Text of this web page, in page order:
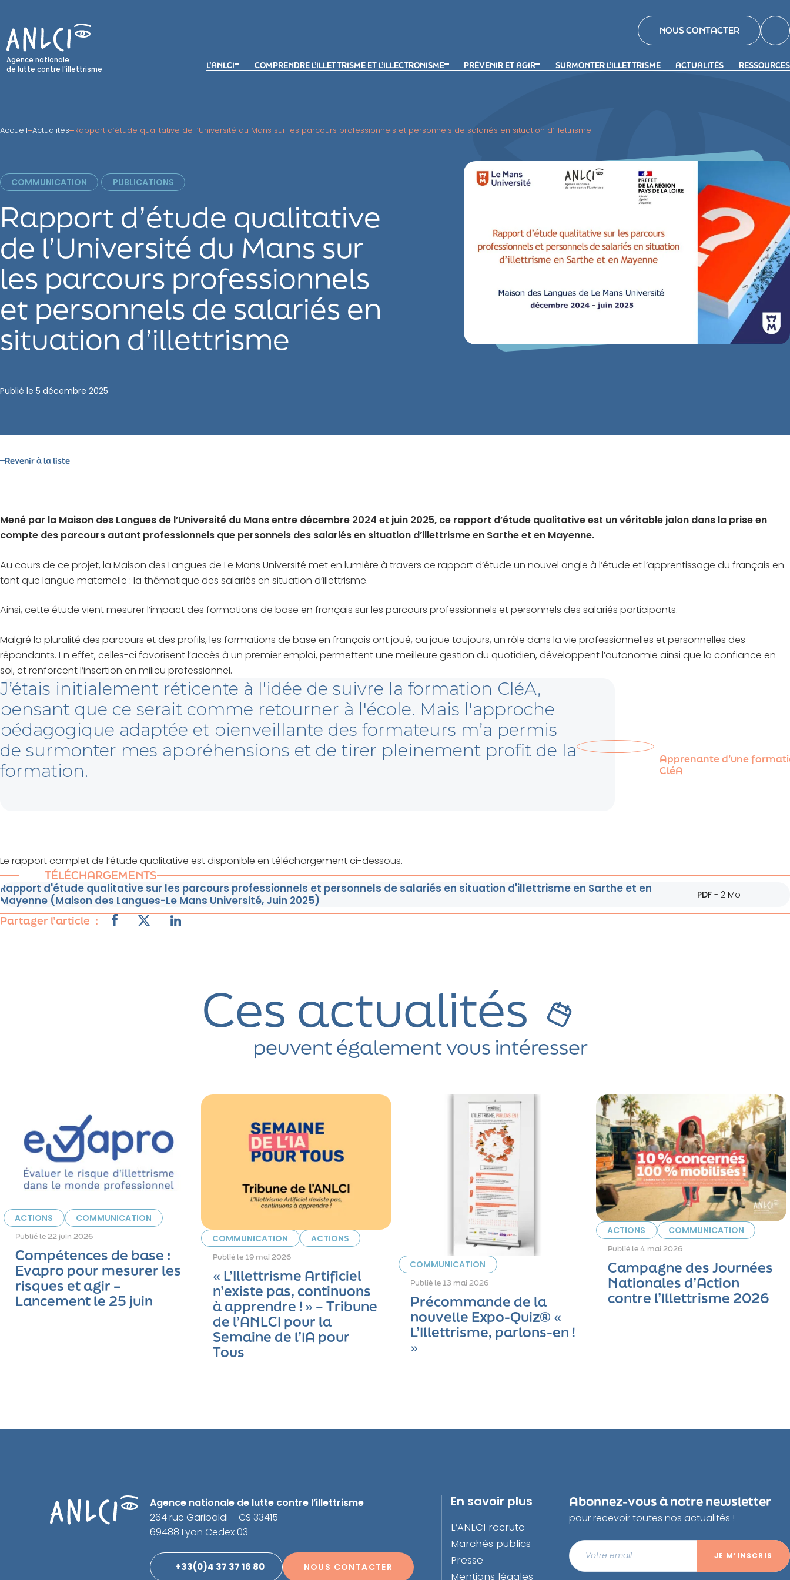
content
Agence nationale
de lutte contre l'illettrisme
L’ANLCI COMPRENDRE L’ILLETTRISME ET L’ILLECTRONISME PRÉVENIR ET AGIR SURMONTER L’ILLETTRISME ACTUALITÉS RESSOURCES
NOUS CONTACTER
Accueil Actualités Rapport d’étude qualitative de l’Université du Mans sur les parcours professionnels et personnels de salariés en situation d’illettrisme
COMMUNICATION PUBLICATIONS
Rapport d’étude qualitative
de l’Université du Mans sur
les parcours professionnels
et personnels de salariés en
situation d’illettrisme
Publié le 5 décembre 2025
Revenir à la liste
Mené par la Maison des Langues de l’Université du Mans entre décembre 2024 et juin 2025, ce rapport d’étude qualitative est un véritable jalon dans la prise en
compte des parcours autant professionnels que personnels des salariés en situation d’illettrisme en Sarthe et en Mayenne.
Au cours de ce projet, la Maison des Langues de Le Mans Université met en lumière à travers ce rapport d’étude un nouvel angle à l’étude et l’apprentissage du français en
tant que langue maternelle : la thématique des salariés en situation d’illettrisme.
Ainsi, cette étude vient mesurer l’impact des formations de base en français sur les parcours professionnels et personnels des salariés participants.
Malgré la pluralité des parcours et des profils, les formations de base en français ont joué, ou joue toujours, un rôle dans la vie professionnelles et personnelles des
répondants. En effet, celles-ci favorisent l’accès à un premier emploi, permettent une meilleure gestion du quotidien, développent l’autonomie ainsi que la confiance en
soi, et renforcent l’insertion en milieu professionnel.
J’étais initialement réticente à l'idée de suivre la formation CléA,
pensant que ce serait comme retourner à l'école. Mais l'approche
pédagogique adaptée et bienveillante des formateurs m’a permis
de surmonter mes appréhensions et de tirer pleinement profit de la
formation.
Apprenante d’une
CléA
Le rapport complet de l’étude qualitative est disponible en téléchargement ci-dessous.
TÉLÉCHARGEMENTS
Rapport d'étude qualitative sur les parcours professionnels et personnels de salariés en situation d'illettrisme en Sarthe et en
Mayenne (Maison des Langues-Le Mans Université, Juin 2025)
PDF - 2 Mo
Partager l’article
Ces actualités
peuvent également vous intéresser
ACTIONS COMMUNICATION
Publié le22 juin 2026
Compétences de base :
Evapro pour mesurer les
risques et agir –
Lancement le 25 juin
COMMUNICATION ACTIONS
Publié le 19 mai 2026
« L’Illettrisme Artificiel
n’existe pas, continuons
à apprendre ! » – Tribune
de l’ANLCI pour la
Semaine de l’IA pour
Tous
COMMUNICATION
Publié le 13 mai 2026
Précommande de la
nouvelle Expo-Quiz® «
L’Illettrisme, parlons-en !
»
ACTIONS COMMUNICATION
Publié le 4 mai 2026
Campagne des Journées
Nationales d’Action
contre l’Illettrisme 2026
Agence nationale de lutte contre l’illettrisme
264 rue Garibaldi – CS 33415
69488 Lyon Cedex 03
+33(0)4 37 37 16 80 NOUS CONTACTER
En savoir plus
L’ANLCI recrute
Marchés publics
Presse
Mentions légales
Abonnez-vous à notre newsletter
pour recevoir toutes nos actualités !